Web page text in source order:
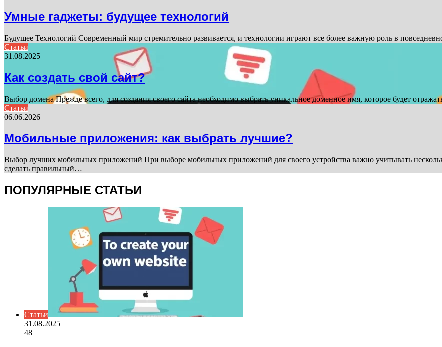
Умные гаджеты: будущее технологий
Будущее Технологий Современный мир стремительно развивается, и технологии играют все более важную роль в
Статьи
31.08.2025
Как создать свой сайт?
Выбор домена Прежде всего, для создания своего сайта необходимо выбрать уникальное доменное имя, которое будет
Статьи
06.06.2026
Мобильные приложения: как выбрать лучшие?
Выбор лучших мобильных приложений При выборе мобильных приложений для своего устройства важно учитывать
сделать правильный…
ПОПУЛЯРНЫЕ СТАТЬИ
Статьи
31.08.2025
48